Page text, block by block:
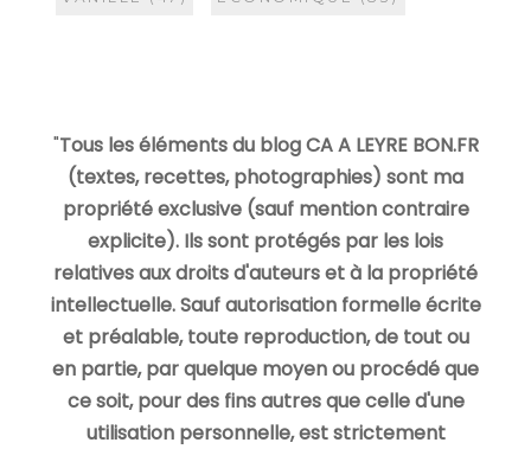
"Tous les éléments du blog CA A LEYRE BON.FR
(textes, recettes, photographies) sont ma
propriété exclusive (sauf mention contraire
explicite). Ils sont protégés par les lois
relatives aux droits d'auteurs et à la propriété
intellectuelle. Sauf autorisation formelle écrite
et préalable, toute reproduction, de tout ou
en partie, par quelque moyen ou procédé que
ce soit, pour des fins autres que celle d'une
utilisation personnelle, est strictement